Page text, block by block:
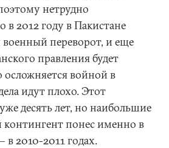
нетрудно
в 2012 году в Пакистане
переворот, и еще
правления будет
осложняется войной в
идут плохо. Этот
десять лет, но наибольшие
контингент понес именно в
в 2010-2011 годах.